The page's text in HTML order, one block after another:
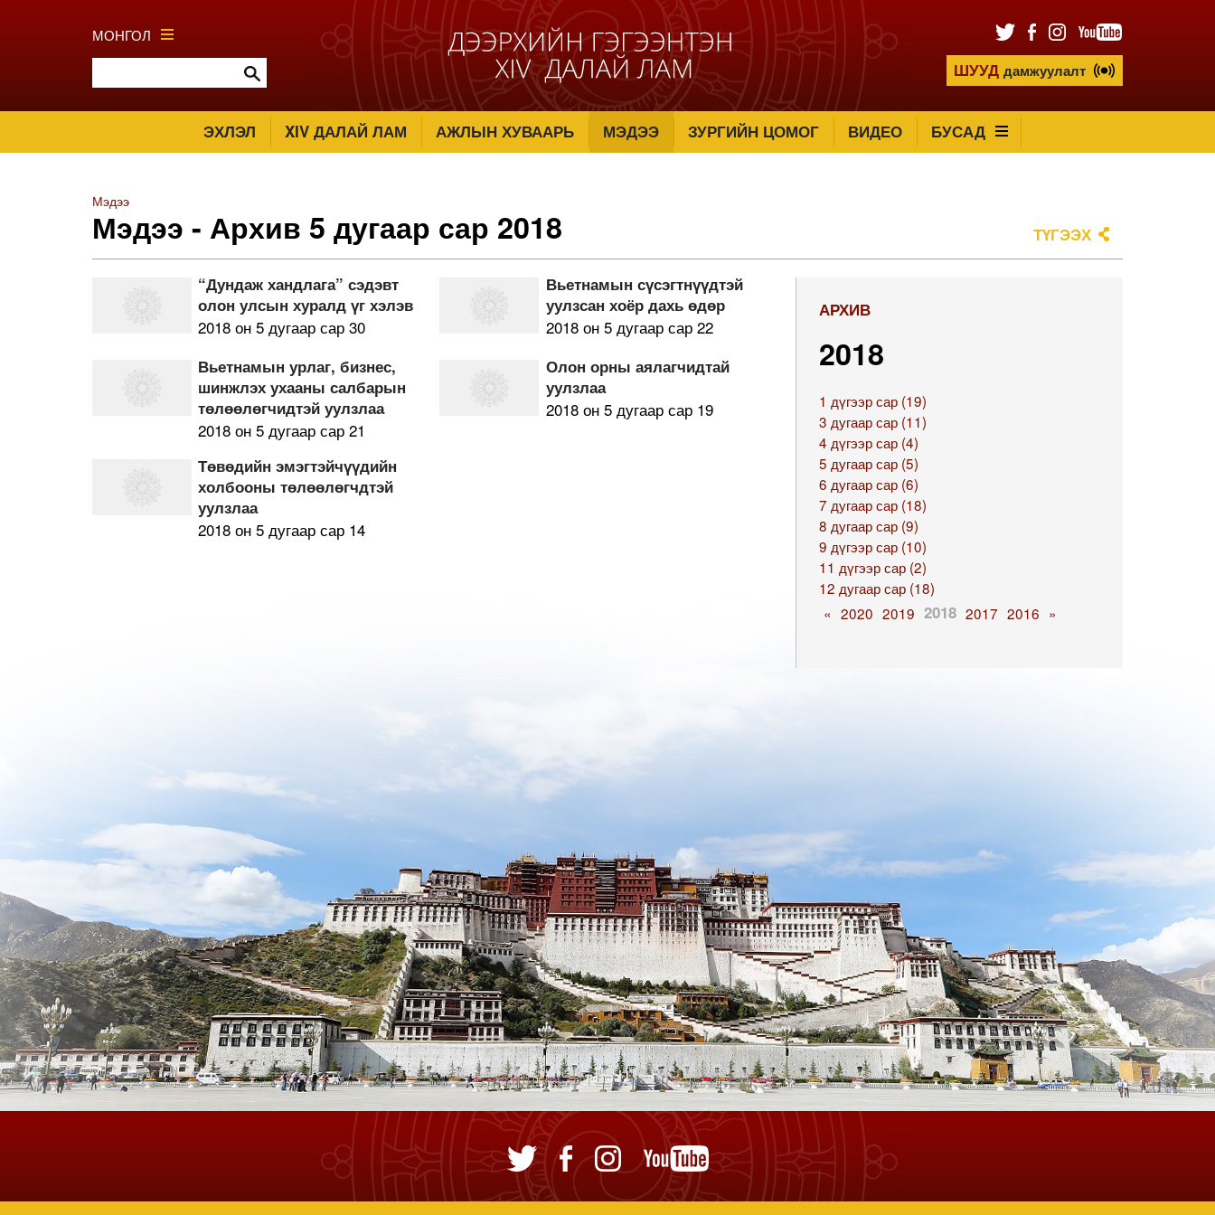
МОНГОЛ
ШУУД дамжуулалт
ЭХЛЭЛ XIV ДАЛАЙ ЛАМ АЖЛЫН ХУВААРЬ МЭДЭЭ ЗУРГИЙН ЦОМОГ ВИДЕО БУСАД
Мэдээ
Мэдээ - Архив 5 дугаар сар 2018 ТҮГЭЭХ
“Дундаж хандлага” сэдэвт
олон улсын хуралд үг хэлэв
2018 он 5 дугаар сар 30
Вьетнамын сүсэгтнүүдтэй
уулзсан хоёр дахь өдөр
2018 он 5 дугаар сар 22
Вьетнамын урлаг, бизнес,
шинжлэх ухааны салбарын
төлөөлөгчидтэй уулзлаа
2018 он 5 дугаар сар 21
Олон орны аялагчидтай
уулзлаа
2018 он 5 дугаар сар 19
Төвөдийн эмэгтэйчүүдийн
холбооны төлөөлөгчдтэй
уулзлаа
2018 он 5 дугаар сар 14
АРХИВ
2018
1 дүгээр сар (19)
3 дугаар сар (11)
4 дүгээр сар (4)
5 дугаар сар (5)
6 дугаар сар (6)
7 дугаар сар (18)
8 дугаар сар (9)
9 дүгээр сар (10)
11 дүгээр сар (2)
12 дугаар сар (18)
« 2020 2019 2018 2017 2016 »